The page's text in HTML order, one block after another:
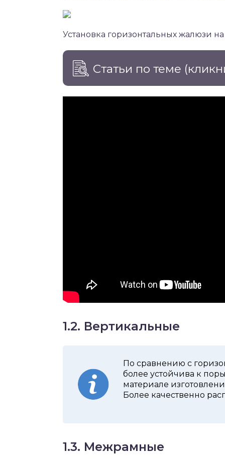
Установка горизонтальных жалюзи
Статьи по теме
1.2. Вертикальные
По сравнению с
более устойчива к
материале
Более качественно
1.3. Межрамные